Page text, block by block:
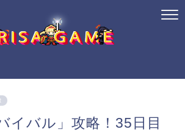
イバル」攻略！35日目